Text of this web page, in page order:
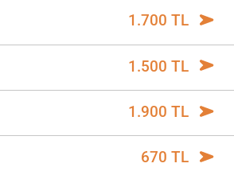
1.700 TL
1.500 TL
1.900 TL
670 TL